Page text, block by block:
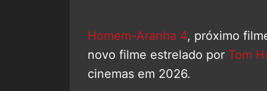
Homem-Aranha 4, próximo
novo filme estrelado por Tom
cinemas em 2026.